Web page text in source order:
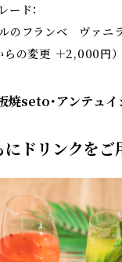
ード：
のフランベ ヴァニ
らの変更 ＋2,000円）
焼seto・アンテュ
ドリンクをご